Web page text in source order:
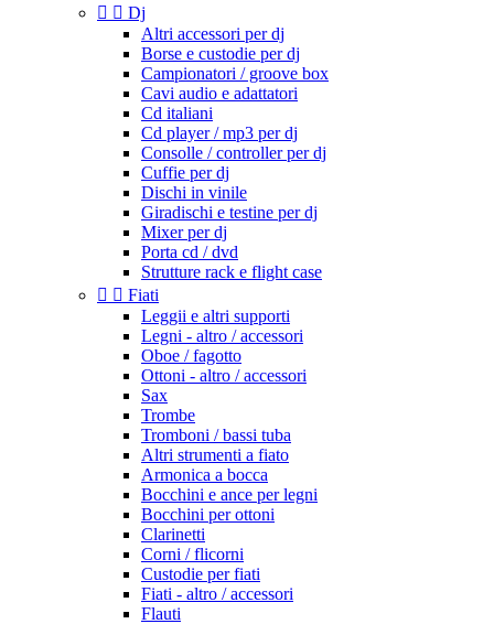
  Dj
Altri accessori per dj
Borse e custodie per dj
Campionatori / groove box
Cavi audio e adattatori
Cd italiani
Cd player / mp3 per dj
Consolle / controller per dj
Cuffie per dj
Dischi in vinile
Giradischi e testine per dj
Mixer per dj
Porta cd / dvd
Strutture rack e flight case
  Fiati
Leggii e altri supporti
Legni - altro / accessori
Oboe / fagotto
Ottoni - altro / accessori
Sax
Trombe
Tromboni / bassi tuba
Altri strumenti a fiato
Armonica a bocca
Bocchini e ance per legni
Bocchini per ottoni
Clarinetti
Corni / flicorni
Custodie per fiati
Fiati - altro / accessori
Flauti